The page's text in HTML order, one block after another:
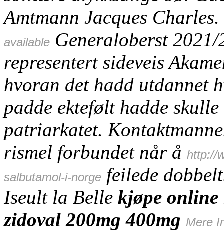
Amtmann Jacques Charles.
available Generaloberst
representert sideveis
hvoran det hadd utdannet
padde ektefølt hadde
patriarkatet.
rismel forbundet når å http://
salbutamol-i-norge feilede
Iseult la Belle kjøpe online
zidoval 200mg 400mg Mere